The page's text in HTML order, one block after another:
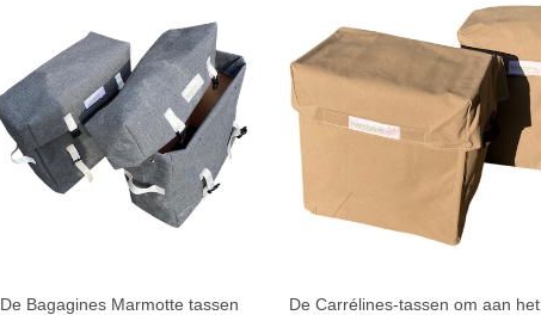
De Bagagines Marmotte tassen
De Carrélines-tassen om aan het